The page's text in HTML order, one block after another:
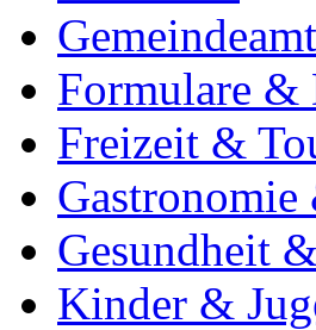
Gemeindeamt
Formulare &
Freizeit &
Gesundheit
Kinder &